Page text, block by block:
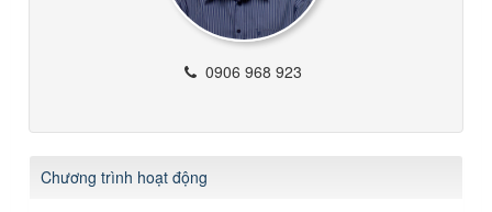
0906 968 923
Chương trình hoạt động